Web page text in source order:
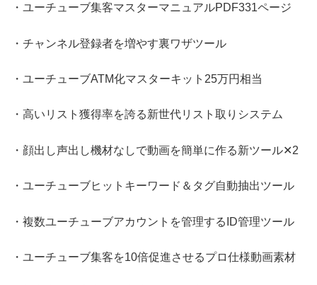
・ユーチューブ集客マスターマニュアルPDF331ページ
・チャンネル登録者を増やす裏ワザツール
・ユーチューブATM化マスターキット25万円相当
・高いリスト獲得率を誇る新世代リスト取りシステム
・顔出し声出し機材なしで動画を簡単に作る新ツール✕2
・ユーチューブヒットキーワード＆タグ自動抽出ツール
・複数ユーチューブアカウントを管理するID管理ツール
・ユーチューブ集客を10倍促進させるプロ仕様動画素材